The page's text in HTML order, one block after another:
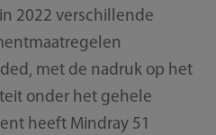
2022 verschillende
met de nadruk op het
onder het gehele
heeft Mindray 51